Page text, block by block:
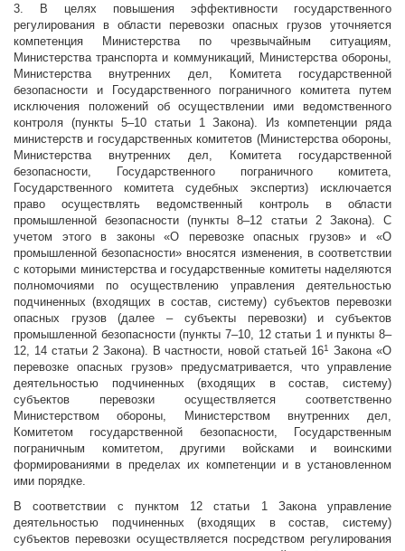
3. В целях повышения эффективности государственного
регулирования в области перевозки опасных грузов уточняется
компетенция Министерства по чрезвычайным ситуациям,
Министерства транспорта и коммуникаций, Министерства обороны,
Министерства внутренних дел, Комитета государственной
безопасности и Государственного пограничного комитета путем
исключения положений об осуществлении ими ведомственного
контроля (пункты 5–10 статьи 1 Закона). Из компетенции ряда
министерств и государственных комитетов (Министерства обороны,
Министерства внутренних дел, Комитета государственной
безопасности, Государственного пограничного комитета,
Государственного комитета судебных экспертиз) исключается
право осуществлять ведомственный контроль в области
промышленной безопасности (пункты 8–12 статьи 2 Закона). С
учетом этого в законы «О перевозке опасных грузов» и «О
промышленной безопасности» вносятся изменения, в соответствии
с которыми министерства и государственные комитеты наделяются
полномочиями по осуществлению управления деятельностью
подчиненных (входящих в состав, систему) субъектов перевозки
опасных грузов (далее – субъекты перевозки) и субъектов
промышленной безопасности (пункты 7–10, 12 статьи 1 и пункты 8–
12, 14 статьи 2 Закона). В частности, новой статьей 161
Закона «О
перевозке опасных грузов» предусматривается, что управление
деятельностью подчиненных (входящих в состав, систему)
субъектов перевозки осуществляется соответственно
Министерством обороны, Министерством внутренних дел,
Комитетом государственной безопасности, Государственным
пограничным комитетом, другими войсками и воинскими
формированиями в пределах их компетенции и в установленном
ими порядке.
В соответствии с пунктом 12 статьи 1 Закона управление
деятельностью подчиненных (входящих в состав, систему)
субъектов перевозки осуществляется посредством регулирования